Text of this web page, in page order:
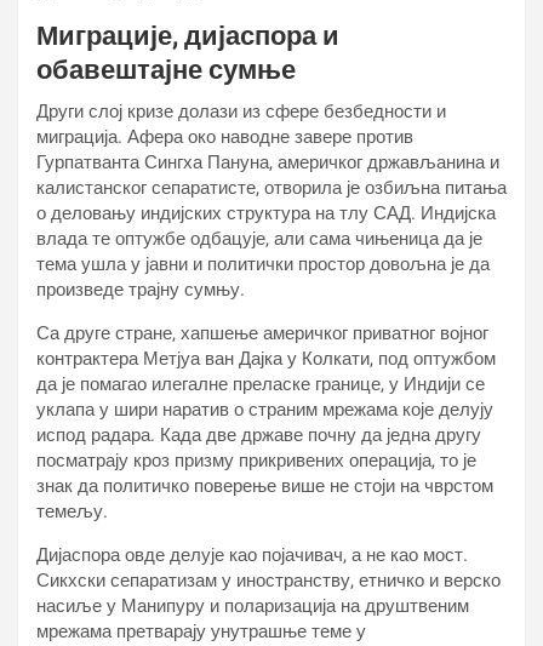
Миграције, дијаспора и
обавештајне сумње
Други слој кризе долази из сфере безбедности и
миграција. Афера око наводне завере против
Гурпатванта Сингха Пануна, америчког држављанина и
калистанског сепаратисте, отворила је озбиљна питања
о деловању индијских структура на тлу САД. Индијска
влада те оптужбе одбацује, али сама чињеница да је
тема ушла у јавни и политички простор довољна је да
произведе трајну сумњу.
Са друге стране, хапшење америчког приватног војног
контрактера Метјуа ван Дајка у Колкати, под оптужбом
да је помагао илегалне преласке границе, у Индији се
уклапа у шири наратив о страним мрежама које делују
испод радара. Када две државе почну да једна другу
посматрају кроз призму прикривених операција, то је
знак да политичко поверење више не стоји на чврстом
темељу.
Дијаспора овде делује као појачивач, а не као мост.
Сикхски сепаратизам у иностранству, етничко и верско
насиље у Манипуру и поларизација на друштвеним
мрежама претварају унутрашње теме у